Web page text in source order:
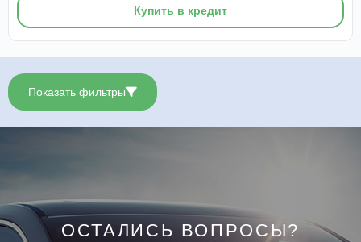
Купить в кредит
Показать фильтры
ОСТАЛИСЬ ВОПРОСЫ?